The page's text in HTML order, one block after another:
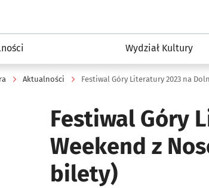
Wydział Kultury
Aktualności
Festiwal Góry
Weekend z
bilety)